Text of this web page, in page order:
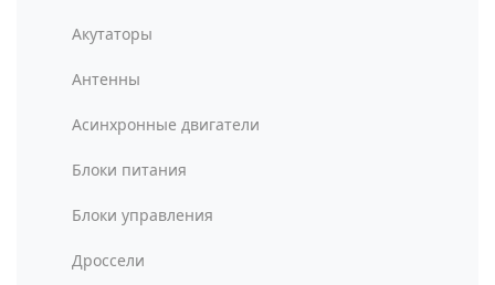
Акутаторы
Антенны
Асинхронные двигатели
Блоки питания
Блоки управления
Дроссели